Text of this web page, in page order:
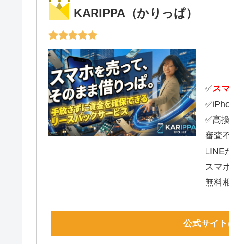
KARIPPA（かりっぱ）
✅ス
✅高
審査
LINE
スマ
無料
公式サイ